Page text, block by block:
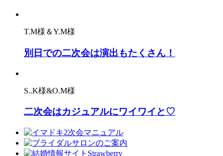
T.M様＆Y.M様
別日での二次会は演出もたくさん！
S..K様&O.M様
二次会はカジュアルにワイワイと♡